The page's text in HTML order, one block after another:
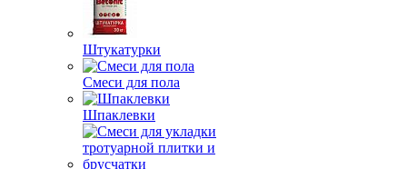
Штукатурки
Смеси для пола
Шпаклевки